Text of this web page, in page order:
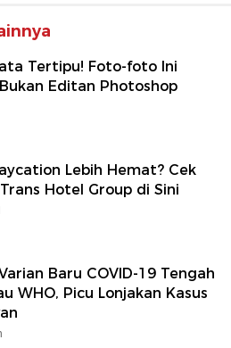
Tertipu! Foto-foto Ini
Editan Photoshop
Lebih Hemat? Cek
Hotel Group di Sini
Baru COVID-19 Tengah
WHO, Picu Lonjakan Kasus